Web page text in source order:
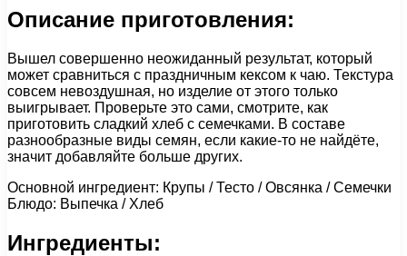
Описание приготовления:
Вышел совершенно неожиданный результат, который
может сравниться с праздничным кексом к чаю. Текстура
совсем невоздушная, но изделие от этого только
выигрывает. Проверьте это сами, смотрите, как
приготовить сладкий хлеб с семечками. В составе
разнообразные виды семян, если какие-то не найдёте,
значит добавляйте больше других.
Основной ингредиент: Крупы / Тесто / Овсянка / Семечки
Блюдо: Выпечка / Хлеб
Ингредиенты: